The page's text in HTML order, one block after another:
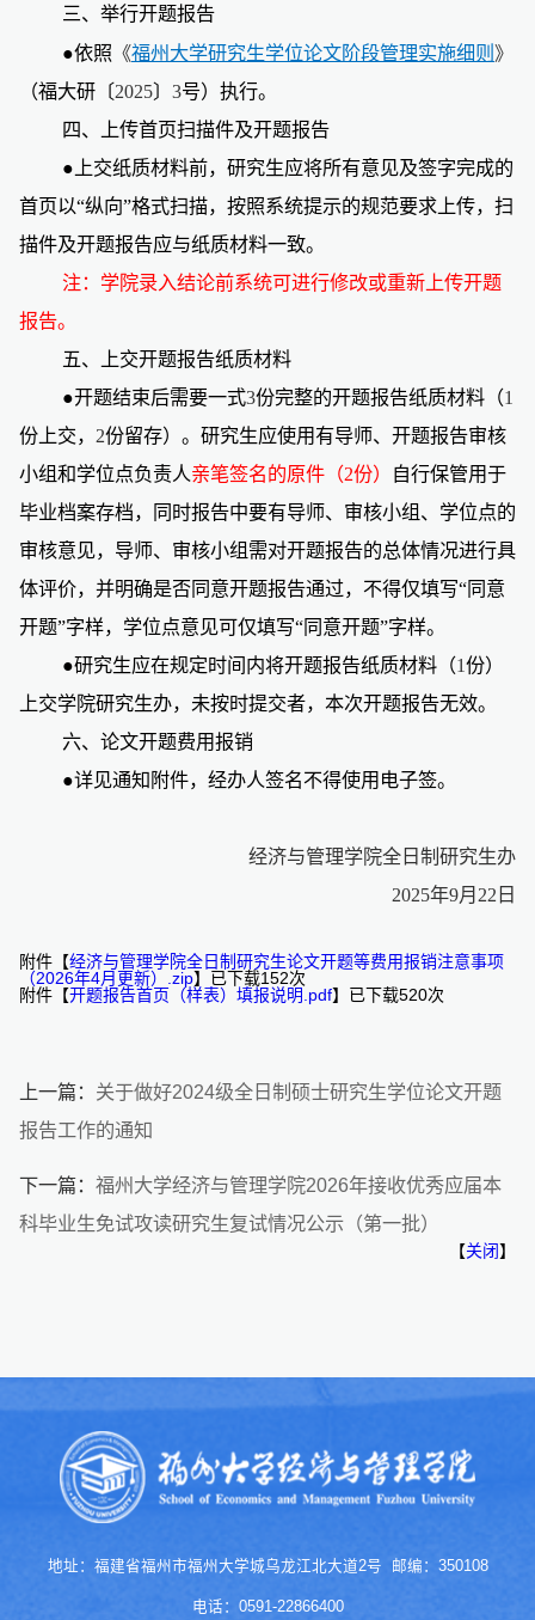
三、举行开题报告
●依照 《福州大学研究生学位论文阶段管理实施细则 》
（福大研〔2025〕 3号）执行。
四、上传首页扫描件及开题报告
●上交纸质材料前，研究生应将所有意见及签字完成的
首页以“纵向”格式扫描，按照系统提示的规范要求上传，扫
描件及开题报告应与纸质材料一致。
注：学院录入结论前系统可进行修改或重新上传开题
报告。
五、上交开题报告纸质材料
●开题结束后需要一式3份完整的开题报告纸质材料（1
份上交， 2份留存）。研究生应使用有导师、开题报告审核
小组和学位点负责人亲笔签名的原件（2份）
自行保管用于
毕业档案存档，同时报告中要有导师、审核小组、学位点的
审核意见，导师、审核小组需对开题报告的总体情况进行具
体评价，并明确是否同意开题报告通过，不得仅填写“同意
开题”字样，学位点意见可仅填写“同意开题”字样。
●研究生应在规定时间内将开题报告纸质材料（1份）
上交学院研究生办，未按时提交者，本次开题报告无效。
六、论文开题费用报销
●详见通知附件，经办人签名不得使用电子签。
经济与管理学院全日制研究生办
2025年9月 22 日
附件【经济与管理学院全日制研究生论文开题等费用报销注意事项
（2026年4月更新）.zip】已下载152次
附件【开题报告首页（样表）填报说明.pdf】已下载520次
上一篇： 关于做好2024级全日制硕士研究生学位论文开题
报告工作的通知
下一篇： 福州大学经济与管理学院2026年接收优秀应届本
科毕业生免试攻读研究生复试情况公示（第一批）
【关闭】
地址：福建省福州市福州大学城乌龙江北大道2号 邮编：350108
电话：0591-22866400